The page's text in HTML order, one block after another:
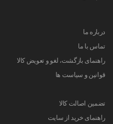
درباره ما
تماس با ما
راهنمای بازگشت، لغو و تعویض کالا
قوانین و سیاست ها
تضمین اصالت کالا
راهنمای خرید از سایت